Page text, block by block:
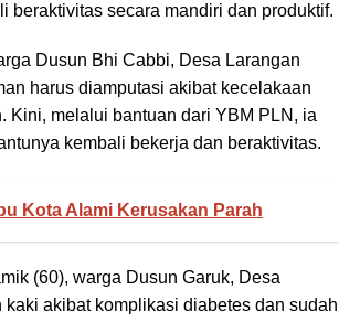
beraktivitas secara mandiri dan produktif.
Dusun Bhi Cabbi, Desa Larangan
harus diamputasi akibat kecelakaan
Kini, melalui bantuan dari YBM PLN, ia
kembali bekerja dan beraktivitas.
Kota Alami Kerusakan Parah
(60), warga Dusun Garuk, Desa
akibat komplikasi diabetes dan sudah